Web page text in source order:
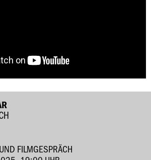
FILMGESPRÄCH